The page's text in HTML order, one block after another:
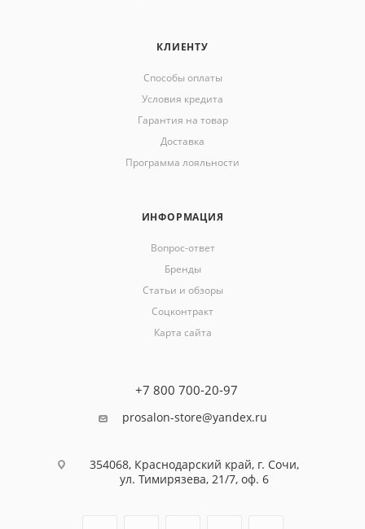
КЛИЕНТУ
Способы оплаты
Условия кредита
Гарантия на товар
Доставка
Программа лояльности
ИНФОРМАЦИЯ
Вопрос-ответ
Бренды
Статьи и обзоры
Соцконтракт
Карта сайта
+7 800 700-20-97
prosalon-store@yandex.ru
354068, Краснодарский край, г. Сочи,
ул. Тимирязева, 21/7, оф. 6